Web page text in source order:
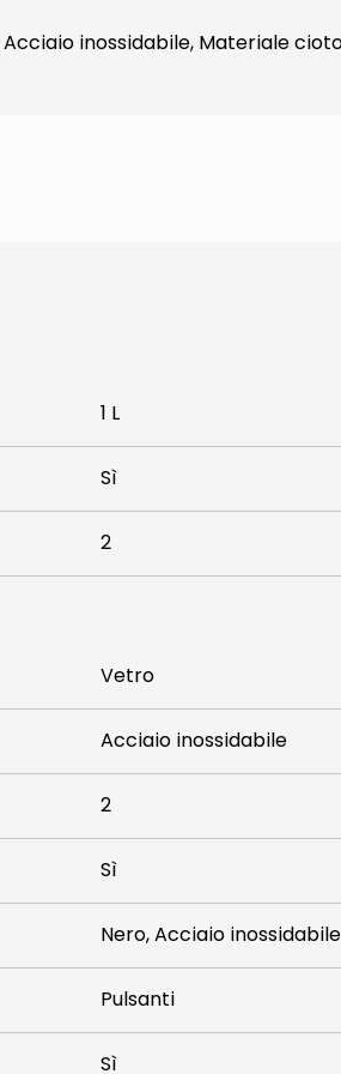
inossidabile, Materiale
1 L
Sì
2
Vetro
Acciaio inossidabile
2
Sì
Nero, Acciaio inossidabile
Pulsanti
Sì